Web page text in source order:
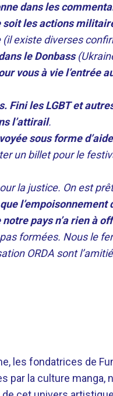
dans les
soit les actions
existe diverses
le Donbass
vous à vie l’entrée
les LGBT et
l’attirail.
sous forme
un billet pour le
la justice. On est
l’empoisonnement
pays n’a rien à
formées. Nous le
ORDA sont
les fondatrices de
la culture manga,